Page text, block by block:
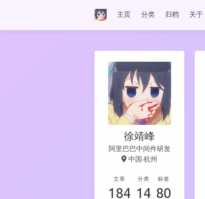
主页 分类 归档 关于
徐靖峰
阿里巴巴中间件研发
中国·杭州
文章
184
分类
14
标签
80